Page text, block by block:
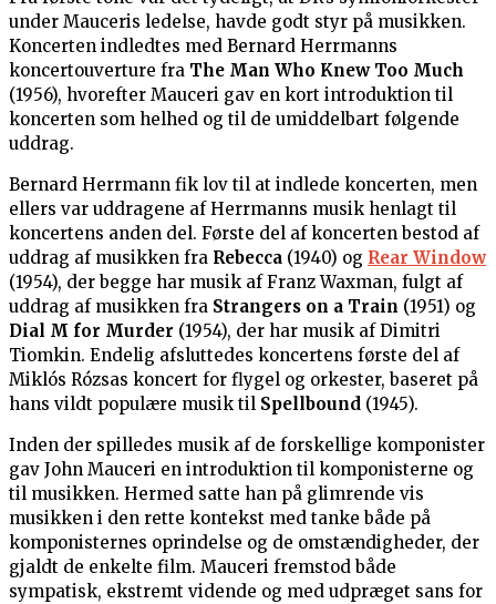
under Mauceris ledelse, havde godt styr på musikken.
Koncerten indledtes med Bernard Herrmanns
koncertouverture fra The Man Who Knew Too Much
(1956), hvorefter Mauceri gav en kort introduktion til
koncerten som helhed og til de umiddelbart følgende
uddrag.
Bernard Herrmann fik lov til at indlede koncerten, men
ellers var uddragene af Herrmanns musik henlagt til
koncertens anden del. Første del af koncerten bestod af
uddrag af musikken fra Rebecca (1940) og Rear Window
(1954), der begge har musik af Franz Waxman, fulgt af
uddrag af musikken fra Strangers on a Train (1951) og
Dial M for Murder (1954), der har musik af Dimitri
Tiomkin. Endelig afsluttedes koncertens første del af
Miklós Rózsas koncert for flygel og orkester, baseret på
hans vildt populære musik til Spellbound (1945).
Inden der spilledes musik af de forskellige komponister
gav John Mauceri en introduktion til komponisterne og
til musikken. Hermed satte han på glimrende vis
musikken i den rette kontekst med tanke både på
komponisternes oprindelse og de omstændigheder, der
gjaldt de enkelte film. Mauceri fremstod både
sympatisk, ekstremt vidende og med udpræget sans for